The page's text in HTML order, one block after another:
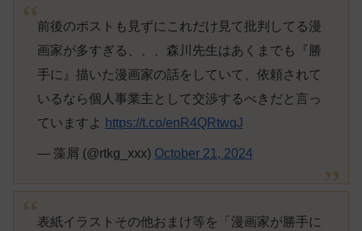
前後のポストも見ずにこれだけ見て批判してる漫
画家が多すぎる、、、森川先生はあくまでも『勝
手に』描いた漫画家の話をしていて、依頼されて
いるなら個人事業主として交渉するべきだと言っ
ていますよ
https://t.co/enR4QRtwqJ
— 藻屑 (@rtkg_xxx) October 21, 2024
表紙イラストその他おまけ等を「漫画家が勝手に